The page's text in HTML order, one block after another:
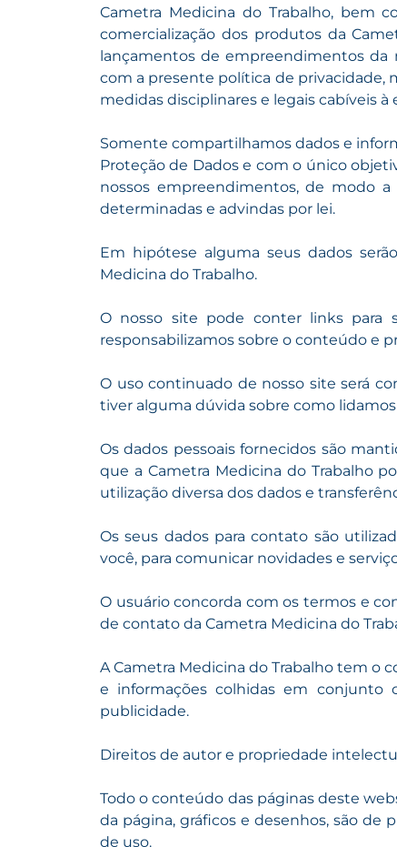
Cametra Medicina do Trabalho, bem
comercialização dos produtos da
lançamentos de empreendimentos da
com a presente política de privacidade,
medidas disciplinares e legais cabíveis à
Somente compartilhamos dados e
Proteção de Dados e com o único
nossos empreendimentos, de modo
determinadas e advindas por lei.
Em hipótese alguma seus dados
Medicina do Trabalho.
O nosso site pode conter links para
responsabilizamos sobre o conteúdo e
O uso continuado de nosso site será
tiver alguma dúvida sobre como
Os dados pessoais fornecidos são
que a Cametra Medicina do Trabalho
utilização diversa dos dados e
Os seus dados para contato são
você, para comunicar novidades e
O usuário concorda com os termos e
de contato da Cametra Medicina do
A Cametra Medicina do Trabalho tem o
e informações colhidas em conjunto
publicidade.
Direitos de autor e propriedade
Todo o conteúdo das páginas deste
da página, gráficos e desenhos, são de
de uso.